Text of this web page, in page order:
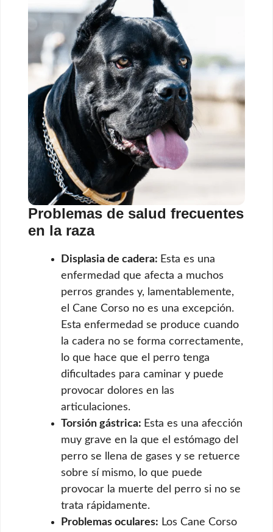
Problemas de salud frecuentes
en la raza
Displasia de cadera: Esta es una
enfermedad que afecta a muchos
perros grandes y, lamentablemente,
el Cane Corso no es una excepción.
Esta enfermedad se produce cuando
la cadera no se forma correctamente,
lo que hace que el perro tenga
dificultades para caminar y puede
provocar dolores en las
articulaciones.
Torsión gástrica: Esta es una afección
muy grave en la que el estómago del
perro se llena de gases y se retuerce
sobre sí mismo, lo que puede
provocar la muerte del perro si no se
trata rápidamente.
Problemas oculares: Los Cane Corso